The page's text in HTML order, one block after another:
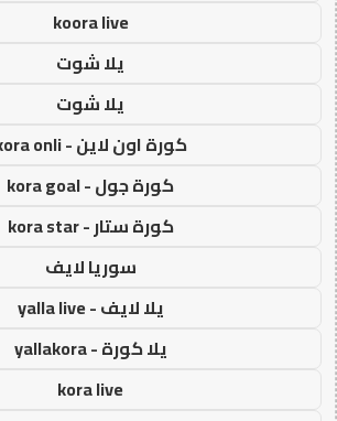
koora live
يلا شوت
يلا شوت
كورة اون لاين - kora onli
كورة جول - kora goal
كورة ستار - kora star
سوريا لايف
يلا لايف - yalla live
يلا كورة - yallakora
kora live